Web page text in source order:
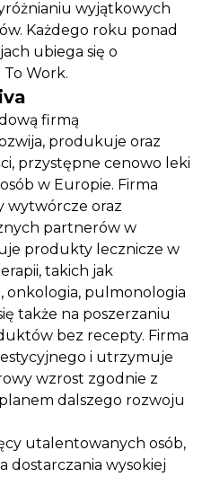
wyjątkowych
Każdego roku ponad
ubiega się o
Work.
firmą
produkuje oraz
przystępne cenowo leki
w Europie. Firma
wytwórcze oraz
partnerów w
produkty lecznicze w
takich jak
onkologia, pulmonologia
także na poszerzaniu
bez recepty. Firma
i utrzymuje
wzrost zgodnie z
dalszego rozwoju
utalentowanych osób,
dostarczania wysokiej